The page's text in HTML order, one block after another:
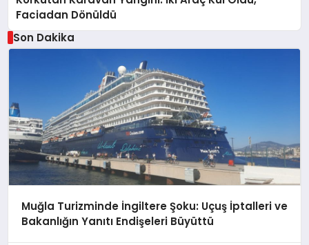
Faciadan Dönüldü
Son Dakika
Muğla Turizminde İngiltere Şoku: Uçuş İptalleri ve
Bakanlığın Yanıtı Endişeleri Büyüttü